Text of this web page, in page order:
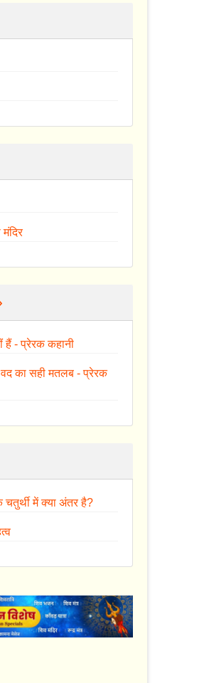
हैं - प्रेरक कहानी
का सही मतलब - प्रेरक
चतुर्थी में क्या अंतर है?